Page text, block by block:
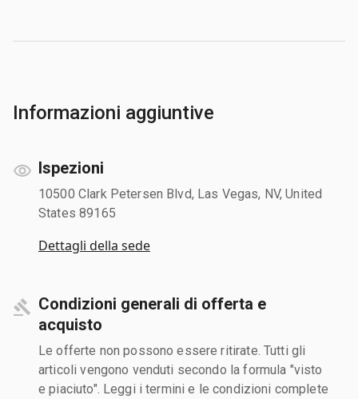
Informazioni aggiuntive
Ispezioni
10500 Clark Petersen Blvd, Las Vegas, NV, United
States 89165
Dettagli della sede
Condizioni generali di offerta e
acquisto
Le offerte non possono essere ritirate. Tutti gli
articoli vengono venduti secondo la formula "visto
e piaciuto". Leggi i termini e le condizioni complete